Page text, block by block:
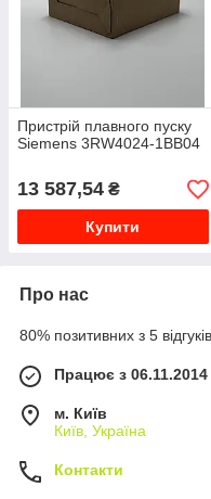
Пристрій плавного пуску
Siemens 3RW4024-1BB04
13 587,54 ₴
Купити
Про нас
80% позитивних з 5
Працює з 06.11.2014
м. Київ
Київ, Україна
Контакти